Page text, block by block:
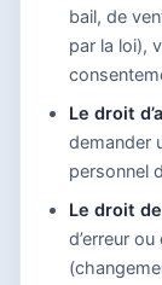
bail, de
par la loi),
Le droit
demander
personnel
Le droit
d’erreur